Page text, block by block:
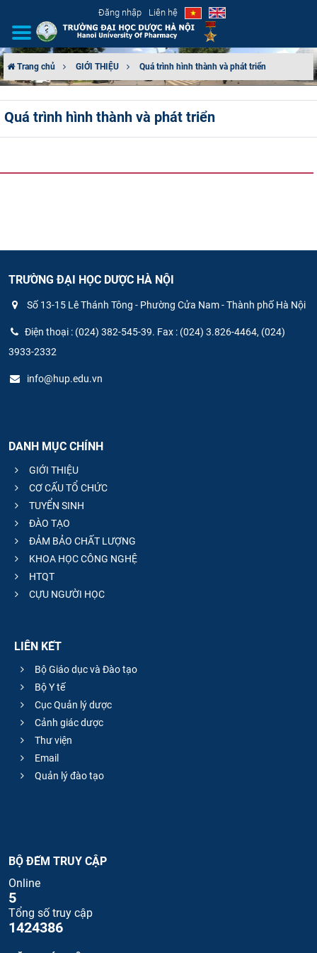
Đăng nhập Liên hệ
CƠ CẤU TỔ CHỨC
HTQT
CỰU NGƯỜI HỌC
Trang chủ GIỚI THIỆU Quá trình hình thành và phát triển
Quá trình hình thành và phát triển
TRƯỜNG ĐẠI HỌC DƯỢC HÀ NỘI
Số 13-15 Lê Thánh Tông - Phường Cửa Nam - Thành phố Hà Nội
Điện thoại : (024) 382-545-39. Fax : (024) 3.826-4464, (024)
3933-2332
info@hup.edu.vn
DANH MỤC CHÍNH
GIỚI THIỆU
CƠ CẤU TỔ CHỨC
TUYỂN SINH
ĐÀO TẠO
ĐẢM BẢO CHẤT LƯỢNG
KHOA HỌC CÔNG NGHỆ
HTQT
CỰU NGƯỜI HỌC
LIÊN KẾT
Bộ Giáo dục và Đào tạo
Bộ Y tế
Cục Quản lý dược
Cảnh giác dược
Thư viện
Email
Quản lý đào tạo
BỘ ĐẾM TRUY CẬP
Online
5
Tổng số truy cập
1424386